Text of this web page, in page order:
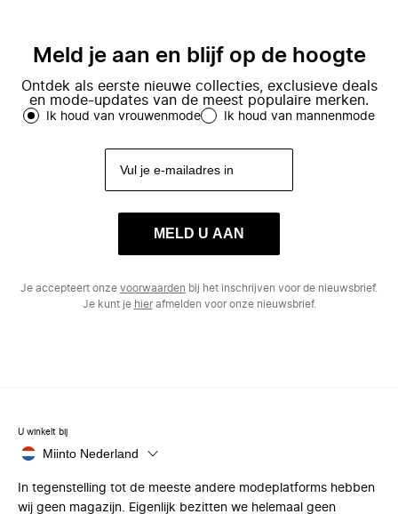
Meld je aan en blijf op de hoogte
Ontdek als eerste nieuwe collecties, exclusieve deals
en mode-updates van de meest populaire merken.
Ik houd van vrouwenmode Ik houd van mannenmode
MELD U AAN
Je accepteert onze voorwaarden bij het inschrijven voor de nieuwsbrief.
Je kunt je hierafmelden voor onze nieuwsbrief.
U winkelt bij
Miinto Nederland
In tegenstelling tot de meeste andere modeplatforms hebben
wij geen magazijn. Eigenlijk bezitten we helemaal geen